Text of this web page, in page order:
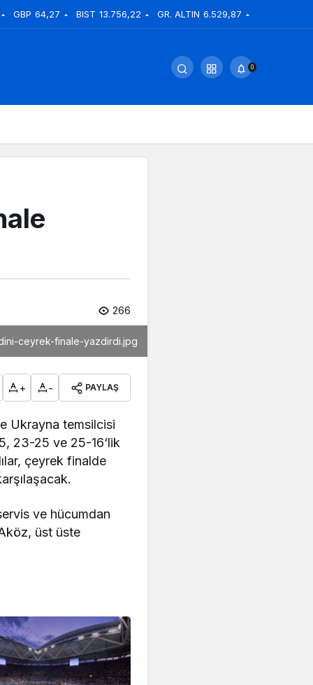
GBP 64,27 BIST 13.756,22 GR. ALTIN 6.529,87
0
266
ceyrek-finale-yazdirdi.jpg
+ - PAYLAŞ
Ukrayna temsilcisi
23-25 ve 25-16‘lik
çeyrek finalde
ve hücumdan
üst üste